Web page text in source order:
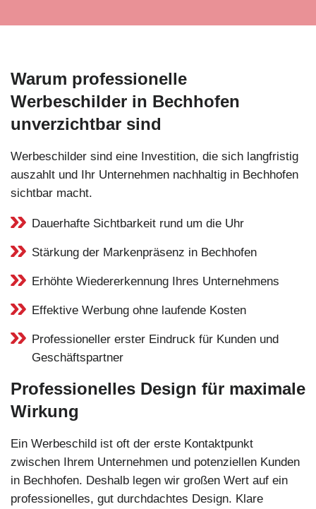
Warum professionelle
Werbeschilder in Bechhofen
unverzichtbar sind
Werbeschilder sind eine Investition, die sich langfristig
auszahlt und Ihr Unternehmen nachhaltig in Bechhofen
sichtbar macht.
Dauerhafte Sichtbarkeit rund um die Uhr
Stärkung der Markenpräsenz in Bechhofen
Erhöhte Wiedererkennung Ihres Unternehmens
Effektive Werbung ohne laufende Kosten
Professioneller erster Eindruck für Kunden und
Geschäftspartner
Professionelles Design für maximale
Wirkung
Ein Werbeschild ist oft der erste Kontaktpunkt
zwischen Ihrem Unternehmen und potenziellen Kunden
in Bechhofen. Deshalb legen wir großen Wert auf ein
professionelles, gut durchdachtes Design. Klare